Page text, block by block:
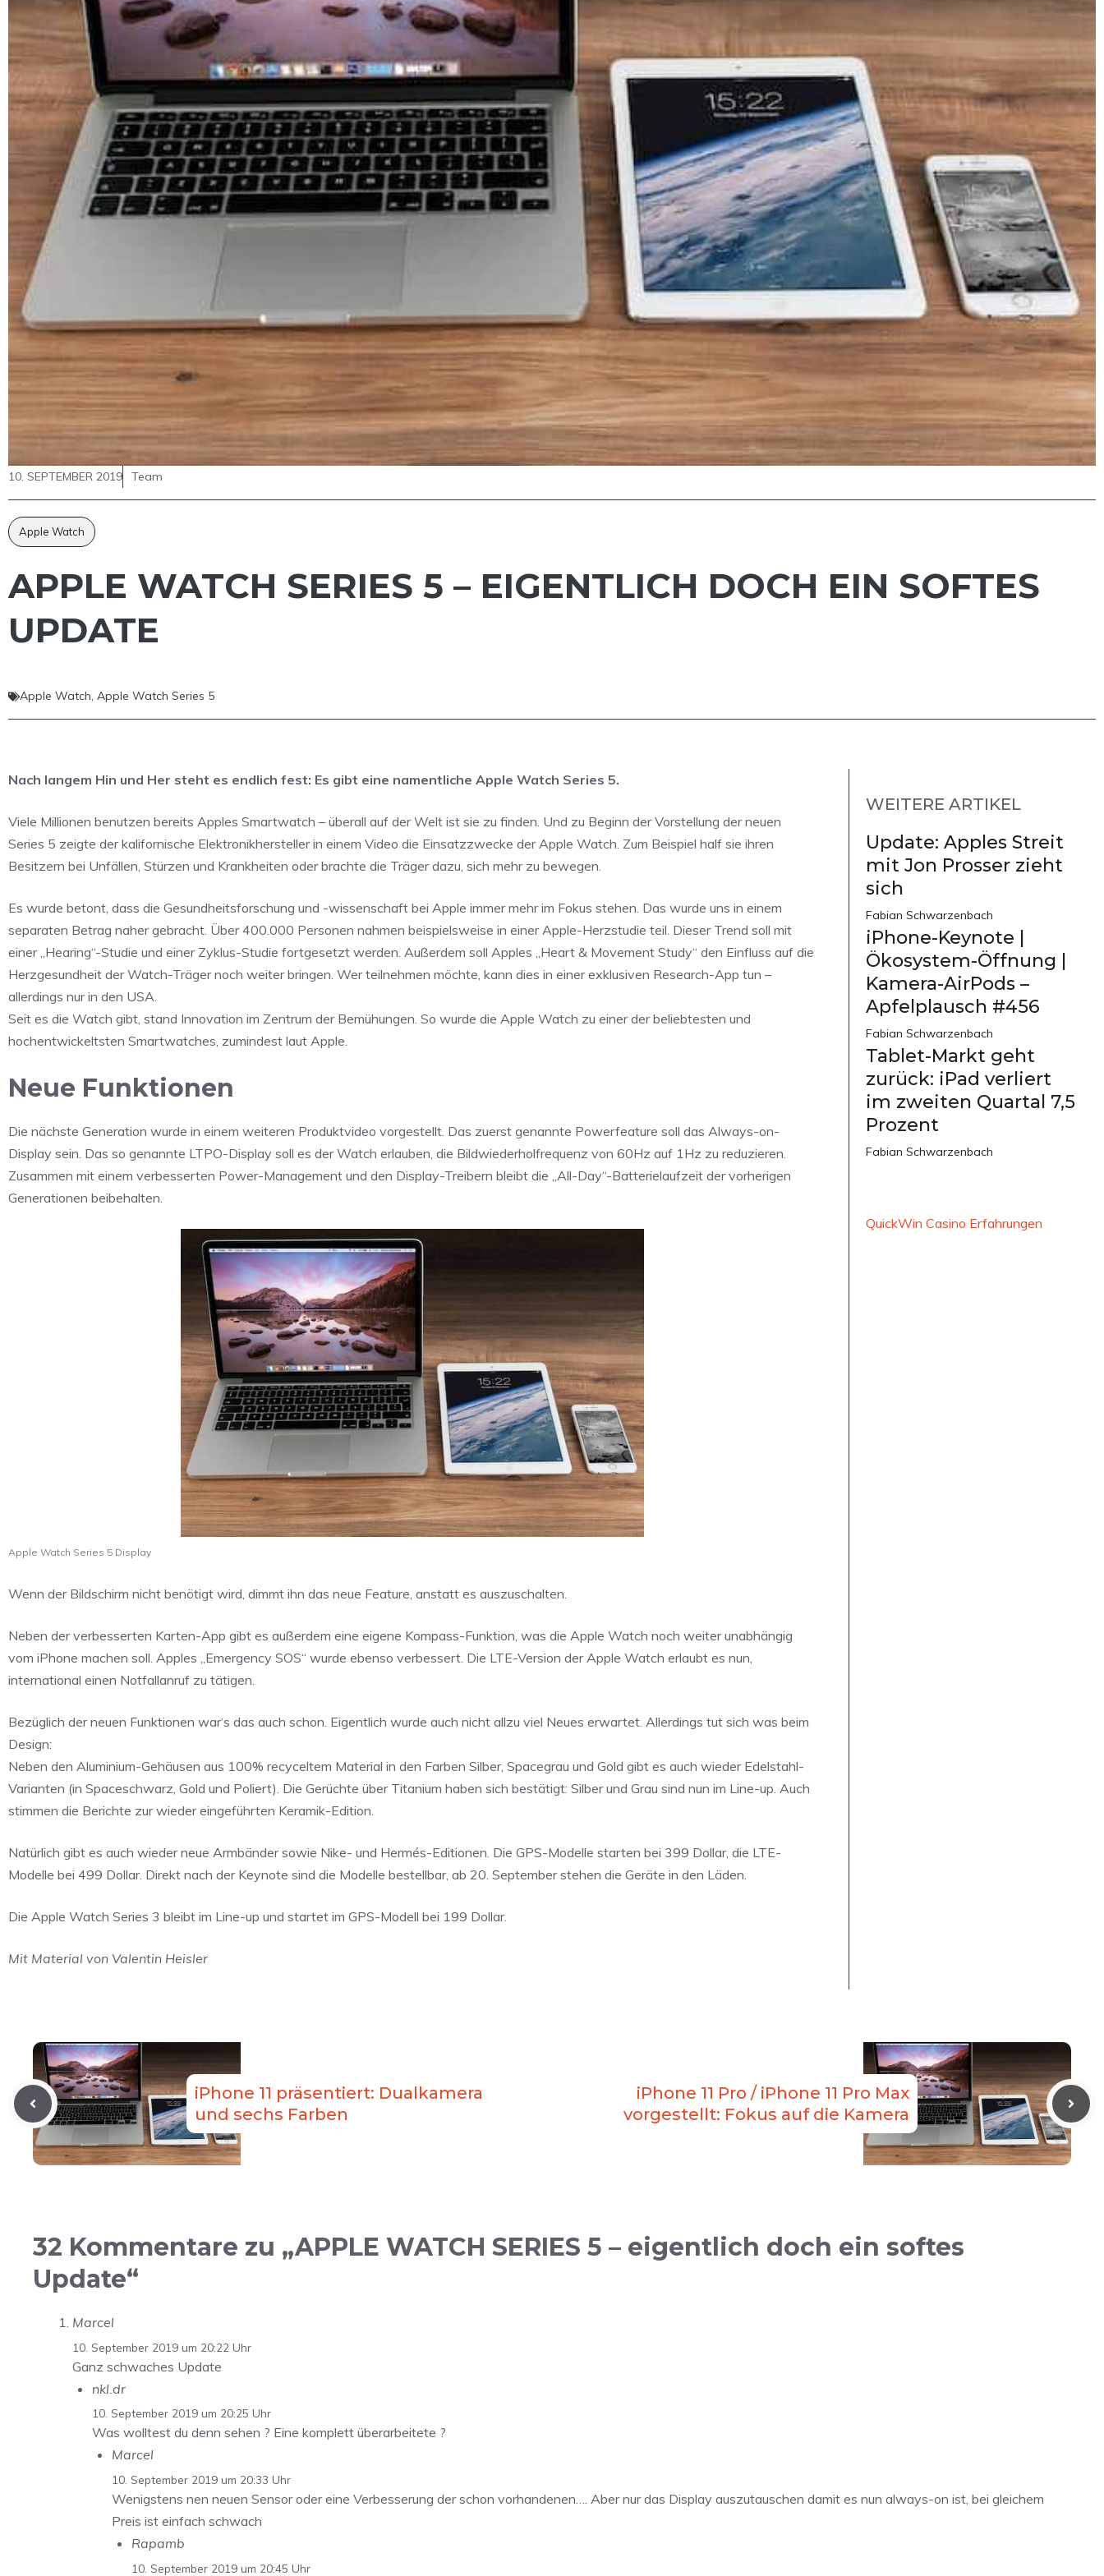
10. SEPTEMBER 2019 Team
Apple Watch
APPLE WATCH SERIES 5 – EIGENTLICH DOCH EIN SOFTES
UPDATE
Apple Watch, Apple Watch Series 5
Nach langem Hin und Her steht es endlich fest: Es gibt eine namentliche Apple Watch Series 5.
Viele Millionen benutzen bereits Apples Smartwatch – überall auf der Welt ist sie zu finden. Und zu Beginn der Vorstellung der neuen
Series 5 zeigte der kalifornische Elektronikhersteller in einem Video die Einsatzzwecke der Apple Watch. Zum Beispiel half sie ihren
Besitzern bei Unfällen, Stürzen und Krankheiten oder brachte die Träger dazu, sich mehr zu bewegen.
Es wurde betont, dass die Gesundheitsforschung und -wissenschaft bei Apple immer mehr im Fokus stehen. Das wurde uns in einem
separaten Betrag naher gebracht. Über 400.000 Personen nahmen beispielsweise in einer Apple-Herzstudie teil. Dieser Trend soll mit
einer „Hearing“-Studie und einer Zyklus-Studie fortgesetzt werden. Außerdem soll Apples „Heart & Movement Study“ den Einfluss auf die
Herzgesundheit der Watch-Träger noch weiter bringen. Wer teilnehmen möchte, kann dies in einer exklusiven Research-App tun –
allerdings nur in den USA.
Seit es die Watch gibt, stand Innovation im Zentrum der Bemühungen. So wurde die Apple Watch zu einer der beliebtesten und
hochentwickeltsten Smartwatches, zumindest laut Apple.
Neue Funktionen
Die nächste Generation wurde in einem weiteren Produktvideo vorgestellt. Das zuerst genannte Powerfeature soll das Always-on-
Display sein. Das so genannte LTPO-Display soll es der Watch erlauben, die Bildwiederholfrequenz von 60Hz auf 1Hz zu reduzieren.
Zusammen mit einem verbesserten Power-Management und den Display-Treibern bleibt die „All-Day“-Batterielaufzeit der vorherigen
Generationen beibehalten.
Apple Watch Series 5 Display
Wenn der Bildschirm nicht benötigt wird, dimmt ihn das neue Feature, anstatt es auszuschalten.
Neben der verbesserten Karten-App gibt es außerdem eine eigene Kompass-Funktion, was die Apple Watch noch weiter unabhängig
vom iPhone machen soll. Apples „Emergency SOS“ wurde ebenso verbessert. Die LTE-Version der Apple Watch erlaubt es nun,
international einen Notfallanruf zu tätigen.
Bezüglich der neuen Funktionen war‘s das auch schon. Eigentlich wurde auch nicht allzu viel Neues erwartet. Allerdings tut sich was beim
Design:
Neben den Aluminium-Gehäusen aus 100% recyceltem Material in den Farben Silber, Spacegrau und Gold gibt es auch wieder Edelstahl-
Varianten (in Spaceschwarz, Gold und Poliert). Die Gerüchte über Titanium haben sich bestätigt: Silber und Grau sind nun im Line-up. Auch
stimmen die Berichte zur wieder eingeführten Keramik-Edition.
Natürlich gibt es auch wieder neue Armbänder sowie Nike- und Hermés-Editionen. Die GPS-Modelle starten bei 399 Dollar, die LTE-
Modelle bei 499 Dollar. Direkt nach der Keynote sind die Modelle bestellbar, ab 20. September stehen die Geräte in den Läden.
Die Apple Watch Series 3 bleibt im Line-up und startet im GPS-Modell bei 199 Dollar.
Mit Material von Valentin Heisler
WEITERE ARTIKEL
Update: Apples Streit
mit Jon Prosser zieht
sich
Fabian Schwarzenbach
iPhone-Keynote |
Ökosystem-Öffnung |
Kamera-AirPods –
Apfelplausch #456
Fabian Schwarzenbach
Tablet-Markt geht
zurück: iPad verliert
im zweiten Quartal 7,5
Prozent
Fabian Schwarzenbach
QuickWin Casino Erfahrungen
iPhone 11 präsentiert: Dualkamera
und sechs Farben
iPhone 11 Pro / iPhone 11 Pro Max
vorgestellt: Fokus auf die Kamera
32 Kommentare zu „APPLE WATCH SERIES 5 – eigentlich doch ein softes
Update“
Marcel
10. September 2019 um 20:22 Uhr
Ganz schwaches Update
nkl.dr
10. September 2019 um 20:25 Uhr
Was wolltest du denn sehen ? Eine komplett überarbeitete ?
Marcel
10. September 2019 um 20:33 Uhr
Wenigstens nen neuen Sensor oder eine Verbesserung der schon vorhandenen…. Aber nur das Display auszutauschen damit es nun always-on ist, bei gleichem
Preis ist einfach schwach
Rapamb
10. September 2019 um 20:45 Uhr